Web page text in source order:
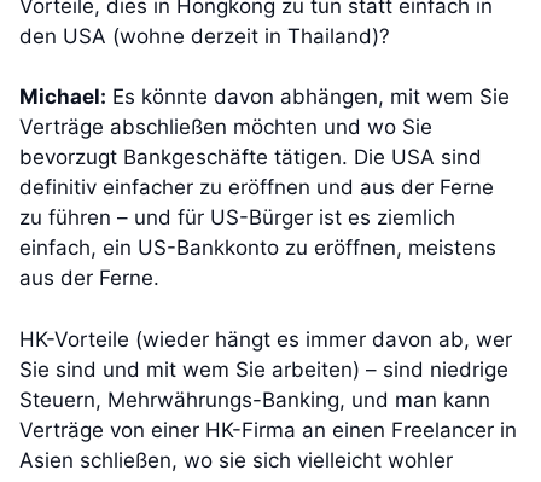
Vorteile, dies in Hongkong zu tun statt einfach in
den USA (wohne derzeit in Thailand)?
Michael: Es könnte davon abhängen, mit wem Sie
Verträge abschließen möchten und wo Sie
bevorzugt Bankgeschäfte tätigen. Die USA sind
definitiv einfacher zu eröffnen und aus der Ferne
zu führen – und für US-Bürger ist es ziemlich
einfach, ein US-Bankkonto zu eröffnen, meistens
aus der Ferne.
HK-Vorteile (wieder hängt es immer davon ab, wer
Sie sind und mit wem Sie arbeiten) – sind niedrige
Steuern, Mehrwährungs-Banking, und man kann
Verträge von einer HK-Firma an einen Freelancer in
Asien schließen, wo sie sich vielleicht wohler